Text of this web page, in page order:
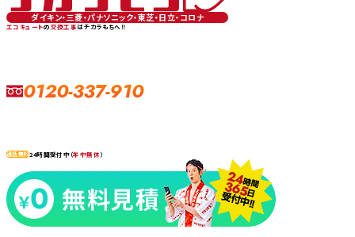
ダイキン・三菱・パナソニック・東芝・日立・コロナ
エコキュートの交換工事はチカラもちへ‼
0120-337-910
通話無料24時間受付中（年中無休）